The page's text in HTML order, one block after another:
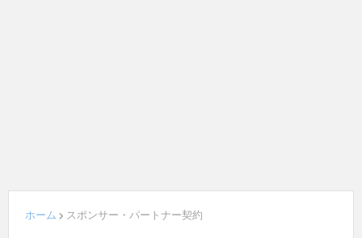
ホーム スポンサー・パートナー契約